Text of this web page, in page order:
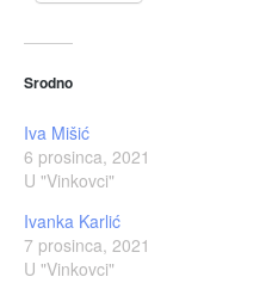
Srodno
Iva Mišić
6 prosinca, 2021
U "Vinkovci"
Ivanka Karlić
7 prosinca, 2021
U "Vinkovci"